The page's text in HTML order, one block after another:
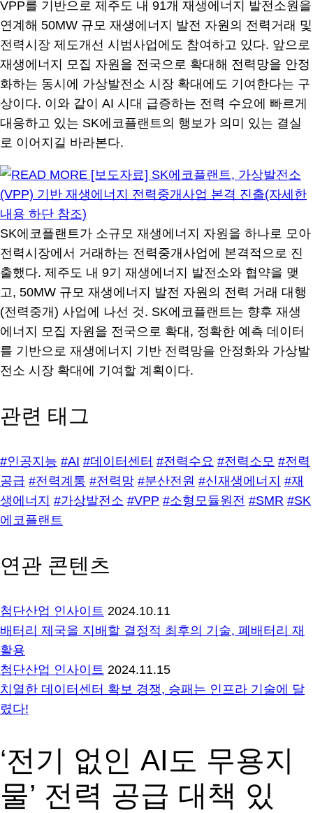
VPP를 기반으로 제주도 내 91개 재생에너지 발전소원을
연계해 50MW 규모 재생에너지 발전 자원의 전력거래 및
전력시장 제도개선 시범사업에도 참여하고 있다. 앞으로
재생에너지 모집 자원을 전국으로 확대해 전력망을 안정
화하는 동시에 가상발전소 시장 확대에도 기여한다는 구
상이다. 이와 같이 AI 시대 급증하는 전력 수요에 빠르게
대응하고 있는 SK에코플랜트의 행보가 의미 있는 결실
로 이어지길 바라본다.
SK에코플랜트가 소규모 재생에너지 자원을 하나로 모아
전력시장에서 거래하는 전력중개사업에 본격적으로 진
출했다. 제주도 내 9기 재생에너지 발전소와 협약을 맺
고, 50MW 규모 재생에너지 발전 자원의 전력 거래 대행
(전력중개) 사업에 나선 것. SK에코플랜트는 향후 재생
에너지 모집 자원을 전국으로 확대, 정확한 예측 데이터
를 기반으로 재생에너지 기반 전력망을 안정화와 가상발
전소 시장 확대에 기여할 계획이다.
관련 태그
#인공지능 #AI #데이터센터 #전력수요 #전력소모 #전력
공급 #전력계통 #전력망 #분산전원 #신재생에너지 #재
생에너지 #가상발전소 #VPP #소형모듈원전 #SMR #SK
에코플랜트
연관 콘텐츠
첨단산업 인사이트 2024.10.11
배터리 제국을 지배할 결정적 최후의 기술, 폐배터리 재
활용
첨단산업 인사이트 2024.11.15
치열한 데이터센터 확보 경쟁, 승패는 인프라 기술에 달
렸다!
‘전기 없인 AI도 무용지
물’ 전력 공급 대책 있